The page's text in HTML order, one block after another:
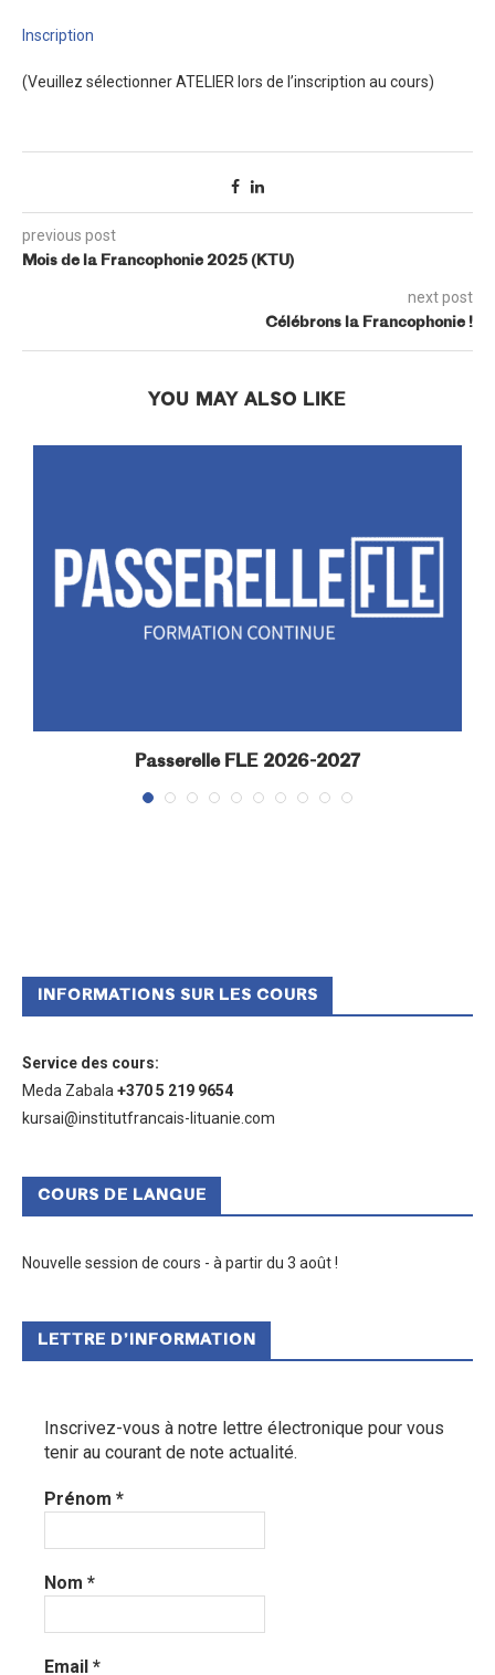
Inscription
(Veuillez sélectionner ATELIER lors de l’inscription au cours)
previous post
Mois de la Francophonie 2025 (KTU)
next post
Célébrons la Francophonie !
YOU MAY ALSO LIKE
Passerelle FLE 2026-2027
INFORMATIONS SUR LES COURS
Service des cours:
Meda Zabala +370 5 219 9654
kursai@institutfrancais-lituanie.com
COURS DE LANGUE
Nouvelle session de cours - à partir du 3 août !
LETTRE D’INFORMATION
Inscrivez-vous à notre lettre électronique pour vous
tenir au courant de note actualité.
Prénom *
Nom *
Email *